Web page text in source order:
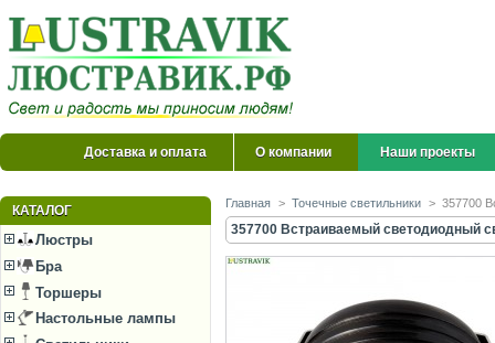
Доставка и оплата О компании Наши проекты
КАТАЛОГ
Люстры
Бра
Торшеры
Настольные лампы
Главная > Точечные светильники > 357700
357700 Встраиваемый светодиодный